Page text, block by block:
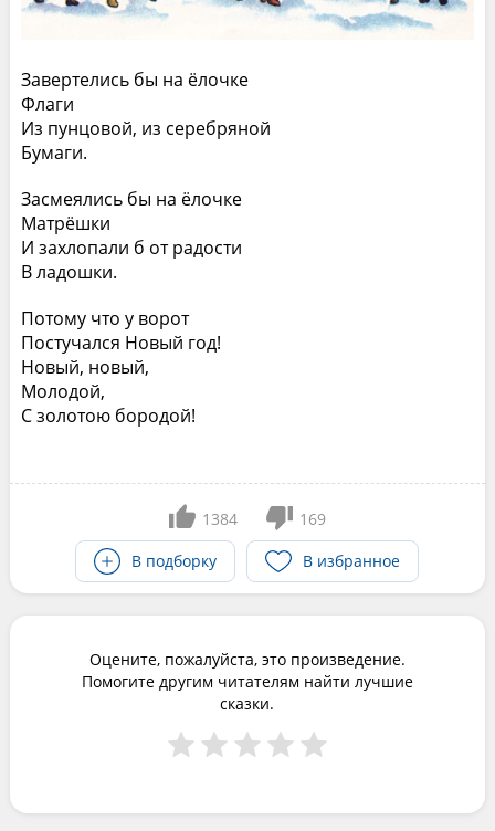
Завертелись бы на ёлочке
Флаги
Из пунцовой, из серебряной
Бумаги.
Засмеялись бы на ёлочке
Матрёшки
И захлопали б от радости
В ладошки.
Потому что у ворот
Постучался Новый год!
Новый, новый,
Молодой,
С золотою бородой!
1384
169
В подборку
В избранное
Оцените, пожалуйста, это произведение.
Помогите другим читателям найти лучшие
сказки.